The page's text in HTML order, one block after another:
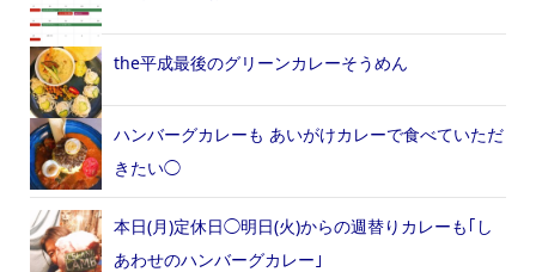
the平成最後のグリーンカレーそうめん
ハンバーグカレーも あいがけカレーで食べていただ
きたい◯
本日(月)定休日◯明日(火)からの週替りカレーも｢し
あわせのハンバーグカレー｣